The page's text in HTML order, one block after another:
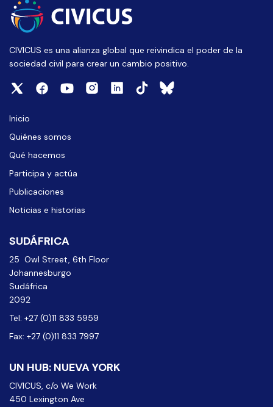
CIVICUS es una alianza global que reivindica el poder de la
sociedad civil para crear un cambio positivo.
Inicio
Quiénes somos
Qué hacemos
Participa y actúa
Publicaciones
Noticias e historias
SUDÁFRICA
25 Owl Street, 6th Floor
Johannesburgo
Sudáfrica
2092
Tel: +27 (0)11 833 5959
Fax: +27 (0)11 833 7997
UN HUB: NUEVA YORK
CIVICUS, c/o We Work
450 Lexington Ave